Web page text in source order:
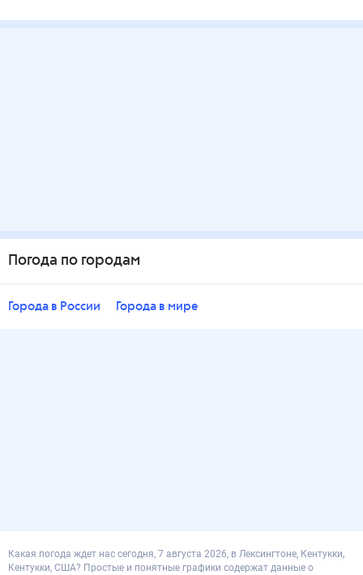
Погода по городам
Города в России Города в мире
Какая погода ждет нас сегодня, 7 августа 2026, в Лексингтоне, Кентукки,
Кентукки, США? Простые и понятные графики содержат данные о